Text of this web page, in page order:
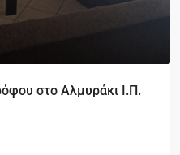
στο Αλμυράκι Ι.Π.